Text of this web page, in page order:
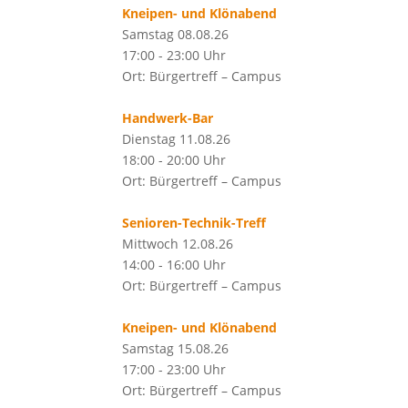
Kneipen- und Klönabend
Samstag 08.08.26
17:00 - 23:00 Uhr
Ort: Bürgertreff – Campus
Handwerk-Bar
Dienstag 11.08.26
18:00 - 20:00 Uhr
Ort: Bürgertreff – Campus
Senioren-Technik-Treff
Mittwoch 12.08.26
14:00 - 16:00 Uhr
Ort: Bürgertreff – Campus
Kneipen- und Klönabend
Samstag 15.08.26
17:00 - 23:00 Uhr
Ort: Bürgertreff – Campus